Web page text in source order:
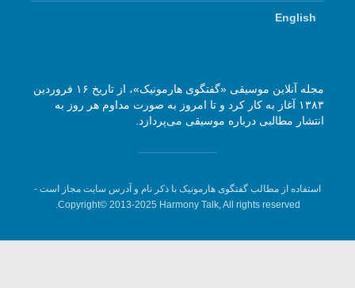
English
مجله آنلاین موسیقی «گفتگوی هارمونیک»، از تاریخ ۱۶ فروردین
۱۳۸۳ آغاز به کار کرد و تا امروز به صورت مداوم هر روز به
انتشار مطالبی درباره موسیقی می‌پردازد.
استفاده از مطالب گفتگوی هارمونیک با ذکر نام و آدرس سایت مجاز است -
Copyright© 2013-2025 Harmony Talk, All rights reserved.